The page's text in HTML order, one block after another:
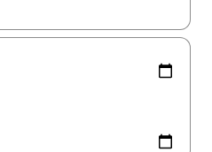
disponíveis, explore-os